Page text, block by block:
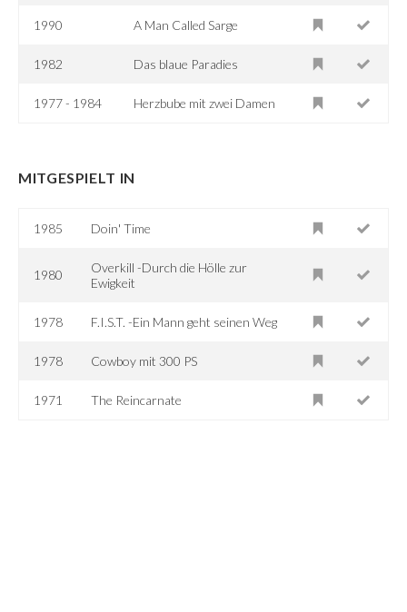
1990 A Man Called Sarge
1982 Das blaue Paradies
1977 - 1984 Herzbube mit zwei Damen
MITGESPIELT IN
1985 Doin' Time
1980
Overkill -Durch die Hölle zur
Ewigkeit
1978 F.I.S.T. -Ein Mann geht seinen Weg
1978 Cowboy mit 300 PS
1971 The Reincarnate